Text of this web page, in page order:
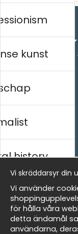
Kontakta oss
- Returer och
- Leverans -
Om cookies
Mina favoriter
Nieuwsbrief
kunst
history
Vi skräddarsyr din
Vi använder
för hålla våra
detta ändamål
användarna,